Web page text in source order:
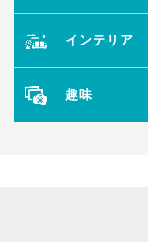
インテリア
趣味